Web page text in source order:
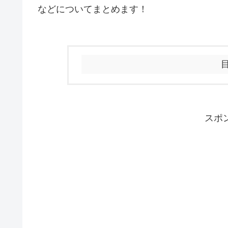
などについてまとめます！
スポ